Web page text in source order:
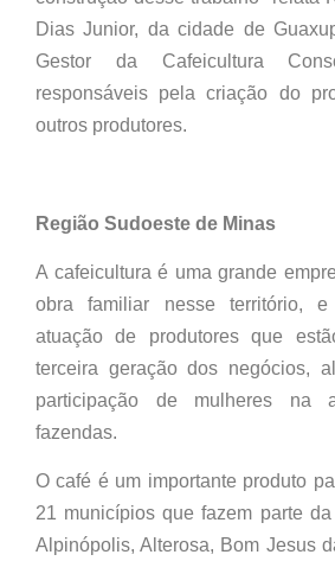
Dias Junior, da cidade de
Gestor da Cafeicultura
responsáveis pela criação do
outros produtores.
Região Sudoeste de Minas
A cafeicultura é uma grande
obra familiar nesse território,
atuação de produtores que
terceira geração dos negócios,
participação de mulheres na
fazendas.
O café é um importante produto
21 municípios que fazem parte
Alpinópolis, Alterosa, Bom Jesus